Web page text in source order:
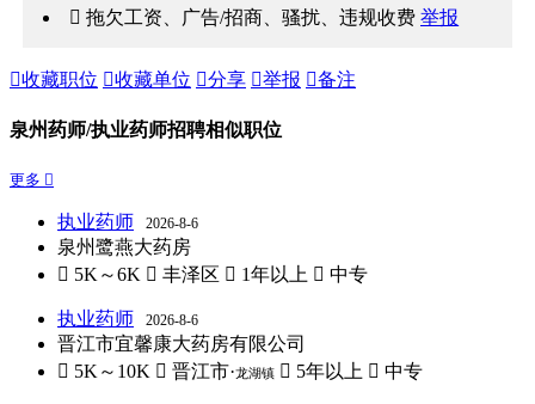
 拖欠工资、广告/招商、骚扰、违规收费举报
收藏职位 收藏单位 分享 举报 备注
泉州药师/执业药师招聘相似职位
更多 
执业药师 2026-8-6
泉州鹭燕大药房
 5K～6K  丰泽区  1年以上  中专
执业药师 2026-8-6
晋江市宜馨康大药房有限公司
 5K～10K  晋江市·龙湖镇  5年以上  中专